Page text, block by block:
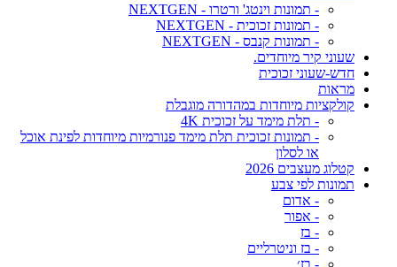
- תמונות וינטג' ורטרו - NEXTGEN
- תמונות זכוכית - NEXTGEN
- תמונות קנבס - NEXTGEN
שעוני קיר מיוחדים.
חדש-שעוני זכוכית
מראות
קולקציות מיוחדות במהדורה מוגבלת
- תלת מימד על זכוכית 4K
- תמונות זכוכית תלת מימד פנורמיות מיוחדות לפינת אוכל
או לסלון
קטלוג מעצבים 2026
תמונות לפי צבע
- אדום
- אפור
- בז
- בז וניטרליים
- בז׳